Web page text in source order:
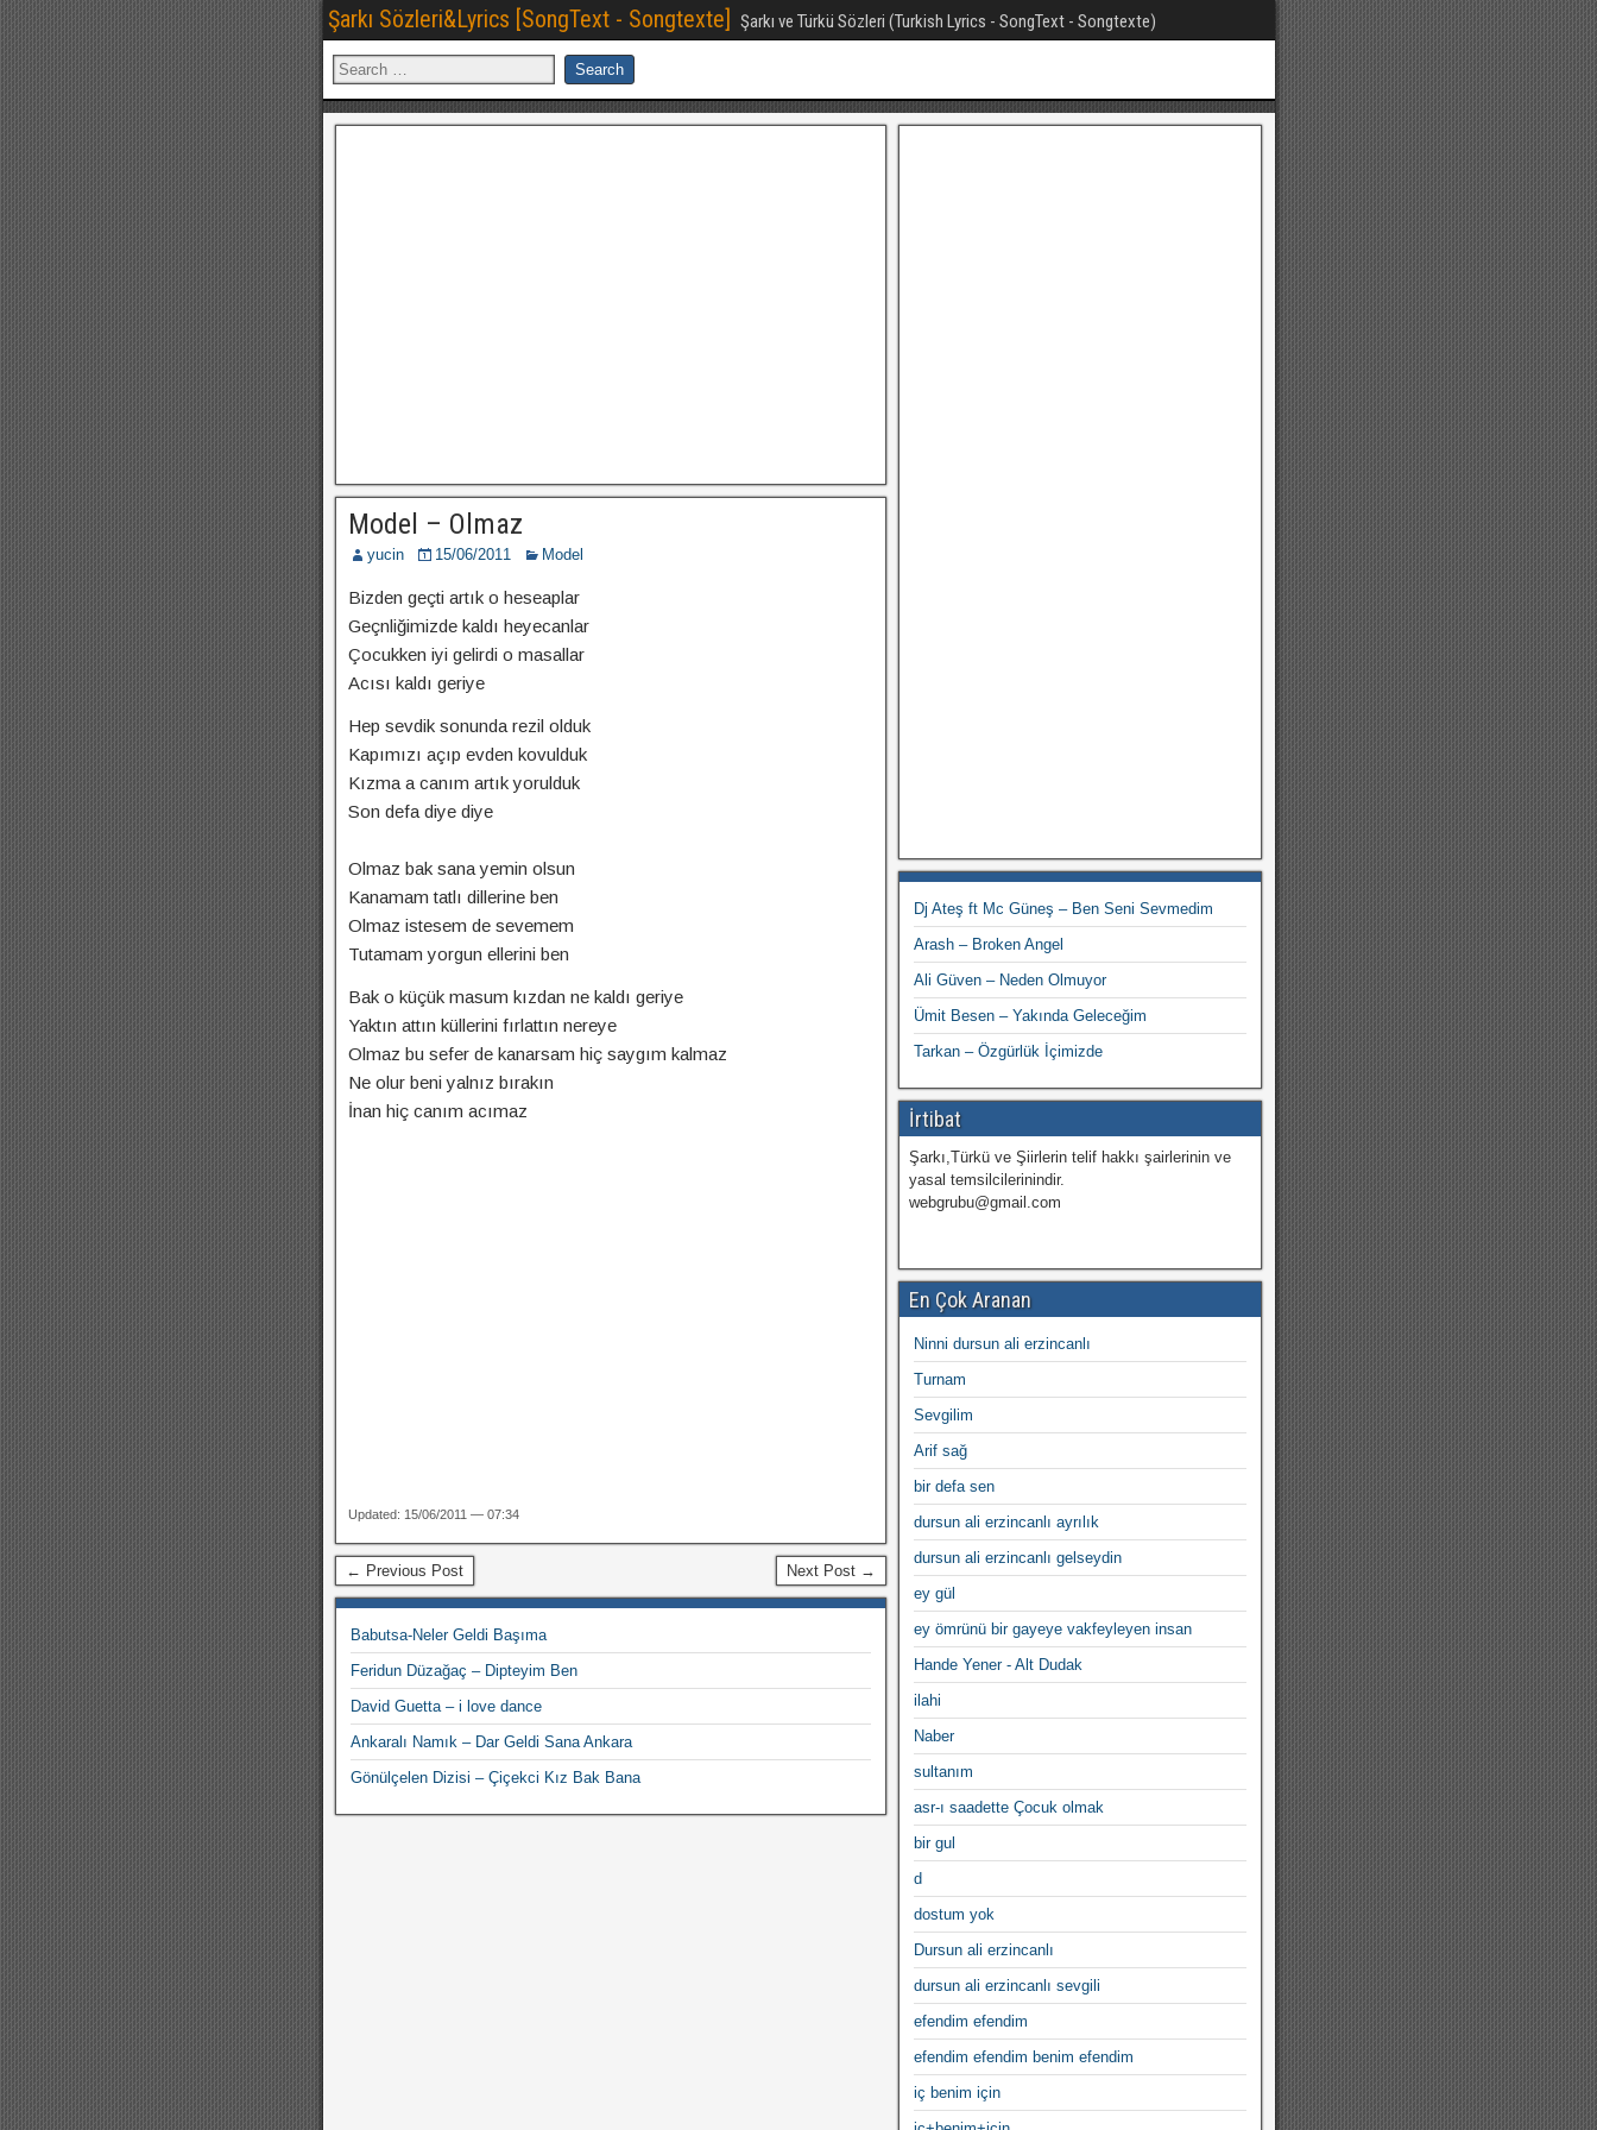
Şarkı Sözleri&Lyrics [SongText - Songtexte] Şarkı ve Türkü Sözleri (Turkish Lyrics - SongText - Songtexte)
Model – Olmaz
yucin 15/06/2011 Model
Bizden geçti artık o heseaplar
Geçnliğimizde kaldı heyecanlar
Çocukken iyi gelirdi o masallar
Acısı kaldı geriye
Hep sevdik sonunda rezil olduk
Kapımızı açıp evden kovulduk
Kızma a canım artık yorulduk
Son defa diye diye
Olmaz bak sana yemin olsun
Kanamam tatlı dillerine ben
Olmaz istesem de sevemem
Tutamam yorgun ellerini ben
Bak o küçük masum kızdan ne kaldı geriye
Yaktın attın küllerini fırlattın nereye
Olmaz bu sefer de kanarsam hiç saygım kalmaz
Ne olur beni yalnız bırakın
İnan hiç canım acımaz
Updated: 15/06/2011 — 07:34
← Previous Post Next Post →
Babutsa-Neler Geldi Başıma
Feridun Düzağaç – Dipteyim Ben
David Guetta – i love dance
Ankaralı Namık – Dar Geldi Sana Ankara
Gönülçelen Dizisi – Çiçekci Kız Bak Bana
Dj Ateş ft Mc Güneş – Ben Seni Sevmedim
Arash – Broken Angel
Ali Güven – Neden Olmuyor
Ümit Besen – Yakında Geleceğim
Tarkan – Özgürlük İçimizde
İrtibat
Şarkı,Türkü ve Şiirlerin telif hakkı şairlerinin ve
yasal temsilcilerinindir.
webgrubu@gmail.com
En Çok Aranan
Ninni dursun ali erzincanlı
Turnam
Sevgilim
Arif sağ
bir defa sen
dursun ali erzincanlı ayrılık
dursun ali erzincanlı gelseydin
ey gül
ey ömrünü bir gayeye vakfeyleyen insan
Hande Yener - Alt Dudak
ilahi
Naber
sultanım
asr-ı saadette Çocuk olmak
bir gul
d
dostum yok
Dursun ali erzincanlı
dursun ali erzincanlı sevgili
efendim efendim
efendim efendim benim efendim
iç benim için